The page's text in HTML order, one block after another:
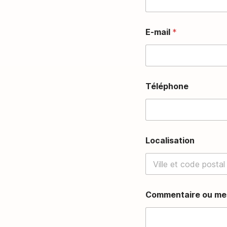
r
c
t
u
e
o
E-mail *
Téléphone
Localisation
Commentaire ou